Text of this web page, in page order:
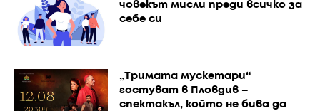
човекът мисли преди всичко за
себе си
„Тримата мускетари“
гостуват в Пловдив –
спектакъл, който не бива да